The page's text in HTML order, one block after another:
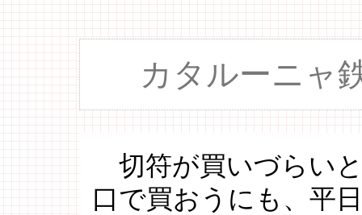
カタルーニャ
切符が買いづらい
口で買おうにも、平